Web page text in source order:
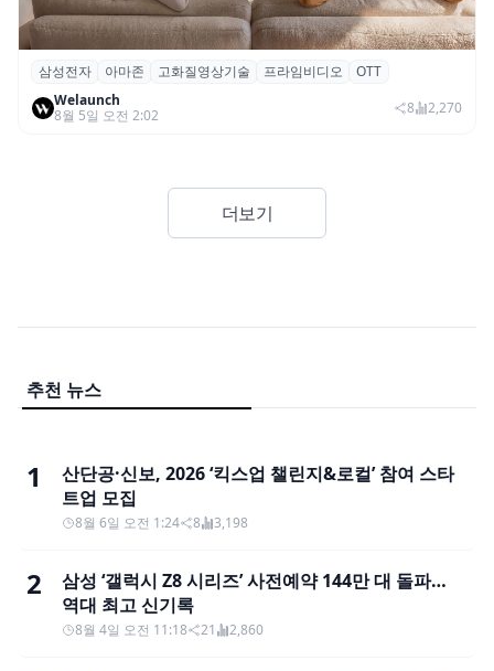
삼성전자·아마존, 프라임 비디오에 ‘HDR10+
어드밴스드’ 적용
삼성전자 아마존 고화질영상기술 프라임비디오
OTT
Welaunch
8월 5일 오전 2:02
8 2,270
더보기
추천 뉴스
1
산단공·신보, 2026 ‘킥스업 챌린지&로컬’ 참여 스타
트업 모집
8월 6일 오전 1:24 8 3,198
2
삼성 ‘갤럭시 Z8 시리즈’ 사전예약 144만 대 돌파…
역대 최고 신기록
8월 4일 오전 11:18 21 2,860